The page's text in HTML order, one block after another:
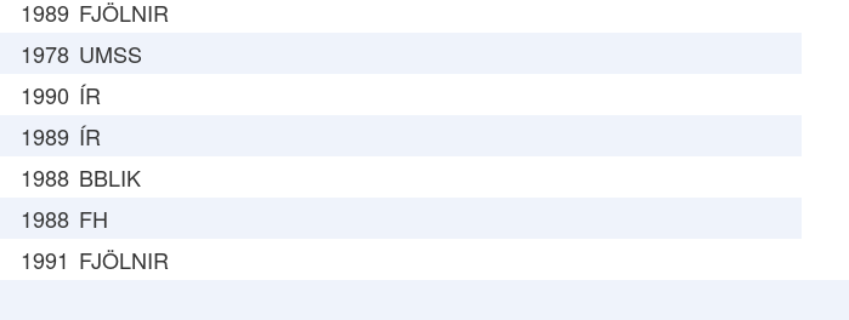
1989 FJÖLNIR
1978 UMSS
1990 ÍR
1989 ÍR
1988 BBLIK
1988 FH
1991 FJÖLNIR